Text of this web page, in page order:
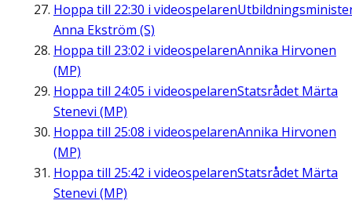
Hoppa till 22:30 i videospelaren
Anna Ekström (S)
Hoppa till 23:02 i videospelarenAnnika Hirvonen
(MP)
Hoppa till 24:05 i videospelarenStatsrådet Märta
Stenevi (MP)
Hoppa till 25:08 i videospelarenAnnika Hirvonen
(MP)
Hoppa till 25:42 i videospelarenStatsrådet Märta
Stenevi (MP)